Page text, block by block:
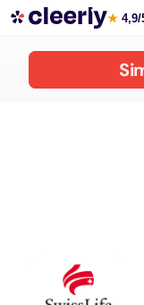
Réduire vos impôts
★ 4,9/